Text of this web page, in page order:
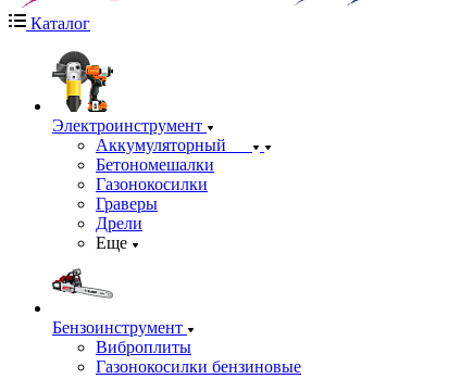
Каталог
Электроинструмент
Аккумуляторный
Бетономешалки
Газонокосилки
Граверы
Дрели
Еще
Бензоинструмент
Виброплиты
Газонокосилки бензиновые